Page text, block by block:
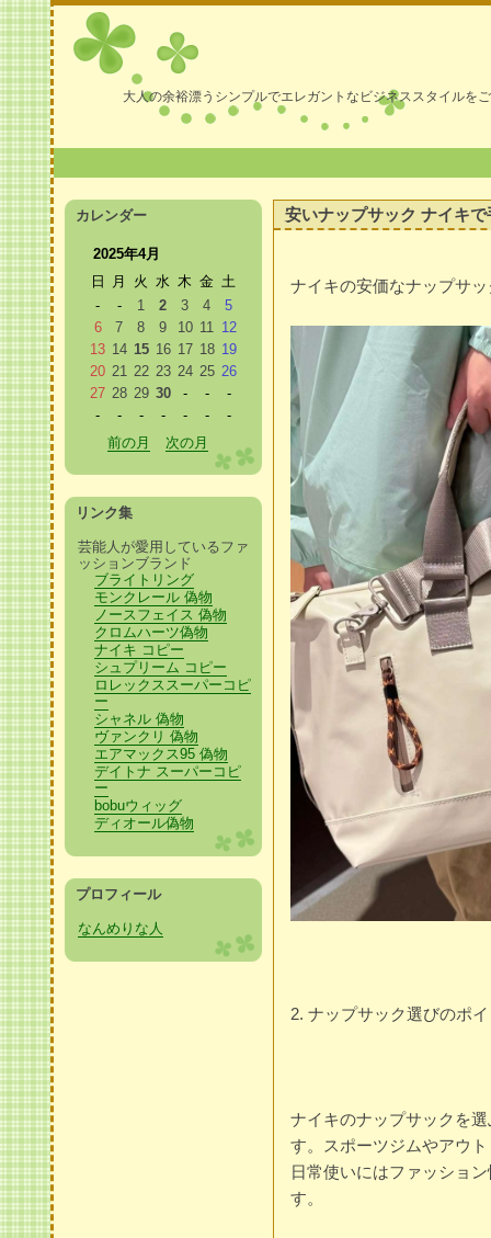
大人の余裕漂うシンプルでエレガントなビジネススタイルを
安いナップサック ナイキ
ナイキの安価なナップサ
2. ナップサック選びのポ
ナイキのナップサックを
す。スポーツジムやアウ
日常使いにはファッショ
す。
カレンダー
2025年4月
日
月 火 水 木 金 土
-
- 1 2 3 4
5
6
7 8 9 10 11 12
13 14 15 16 17 18 19
20 21 22 23 24 25 26
27 28 29 30 - -
-
-
- - - - -
-
前の月
次の月
リンク集
芸能人が愛用しているファ
ッションブランド
ブライトリング
モンクレール 偽物
ノースフェイス 偽物
クロムハーツ偽物
ナイキ コピー
シュプリーム コピー
ロレックススーパーコピ
ー
シャネル 偽物
ヴァンクリ 偽物
エアマックス95 偽物
デイトナ スーパーコピ
ー
bobuウィッグ
ディオール偽物
プロフィール
なんめりな人